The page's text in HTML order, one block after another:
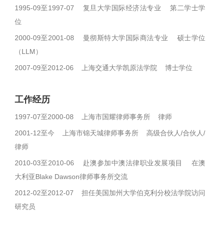
1995-09至1997-07 复旦大学国际经济法专业 第二学士学
位
2000-09至2001-08 曼彻斯特大学国际商法专业 硕士学位
（LLM）
2007-09至2012-06 上海交通大学凯原法学院 博士学位
工作经历
1997-07至2000-08 上海市国耀律师事务所 律师
2001-12至今 上海市锦天城律师事务所 高级合伙人/合伙人/
律师
2010-03至2010-06 赴澳参加中澳法律职业发展项目 在澳
大利亚Blake Dawson律师事务所交流
2012-02至2012-07 担任美国加州大学伯克利分校法学院访问
研究员